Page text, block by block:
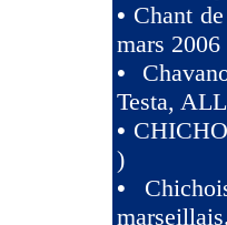
• Chant
mars 2006
•
Testa,
•
)
•